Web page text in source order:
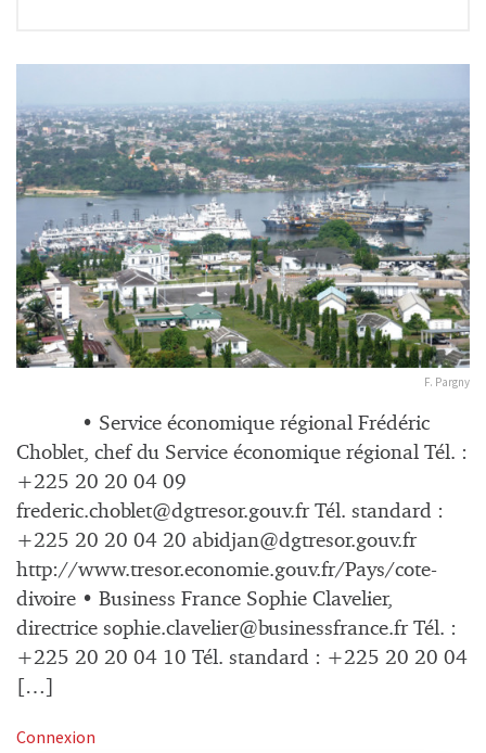
F. Pargny
• Service économique régional Frédéric
Choblet, chef du Service économique régional Tél. :
+225 20 20 04 09
frederic.choblet@dgtresor.gouv.frTél. standard :
+225 20 20 04 20 abidjan@dgtresor.gouv.fr
http://www.tresor.economie.gouv.fr/Pays/cote-
divoire • Business France Sophie Clavelier,
directrice sophie.clavelier@businessfrance.frTél. :
+225 20 20 04 10 Tél. standard : +225 20 20 04
[…]
Connexion